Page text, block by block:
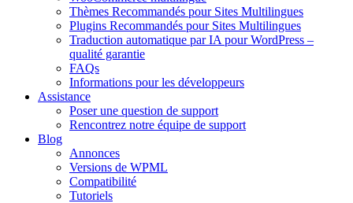
Thèmes Recommandés pour Sites Multilingues
Plugins Recommandés pour Sites Multilingues
Traduction automatique par IA pour WordPress –
qualité garantie
FAQs
Informations pour les développeurs
Assistance
Poser une question de support
Rencontrez notre équipe de support
Blog
Annonces
Versions de WPML
Compatibilité
Tutoriels